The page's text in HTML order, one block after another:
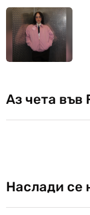
Аз чета във
Наслади се